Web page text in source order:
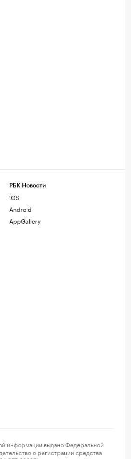
РБК Новости
iOS
Android
AppGallery
информации выдано Федеральной
о регистрации средства